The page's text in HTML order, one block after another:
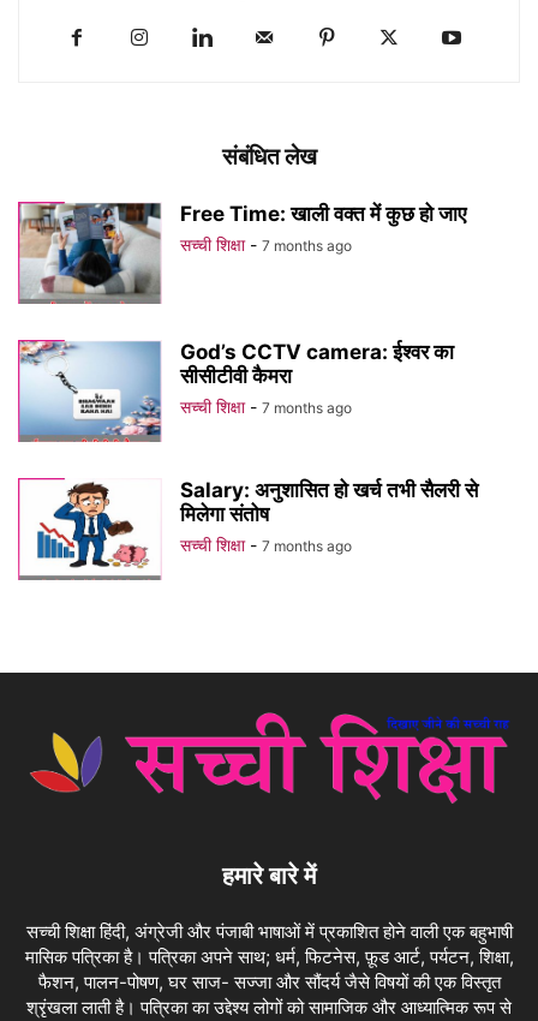
संबंधित लेख
Free Time: खाली वक्त में कुछ हो जाए
सच्ची शिक्षा - 7 months ago
God’s CCTV camera: ईश्वर का
सीसीटीवी कैमरा
सच्ची शिक्षा - 7 months ago
Salary: अनुशासित हो खर्च तभी सैलरी से
मिलेगा संतोष
सच्ची शिक्षा - 7 months ago
हमारे बारे में
सच्ची शिक्षा हिंदी, अंग्रेजी और पंजाबी भाषाओं में प्रकाशित होने वाली एक बहुभाषी
मासिक पत्रिका है। पत्रिका अपने साथ; धर्म, फिटनेस, फ़ूड आर्ट, पर्यटन, शिक्षा,
फैशन, पालन-पोषण, घर साज- सज्जा और सौंदर्य जैसे विषयों की एक विस्तृत
श्रृंखला लाती है। पत्रिका का उद्देश्य लोगों को सामाजिक और आध्यात्मिक रूप से